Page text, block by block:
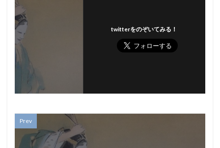
twitterをのぞいてみる！
Prev